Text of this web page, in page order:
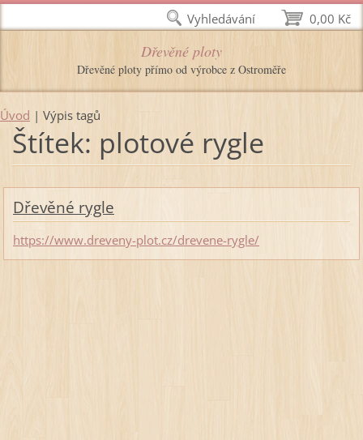
Dřevěné ploty
Dřevěné ploty přímo od výrobce z Ostroměře
Úvod | Výpis tagů
Štítek: plotové rygle
Dřevěné rygle
https://www.dreveny-plot.cz/drevene-rygle/
0,00 Kč
Vyhledávání